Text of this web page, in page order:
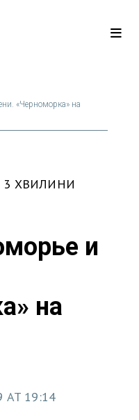
«Черноморка» на
ХВИЛИНИ
и
на
19:14